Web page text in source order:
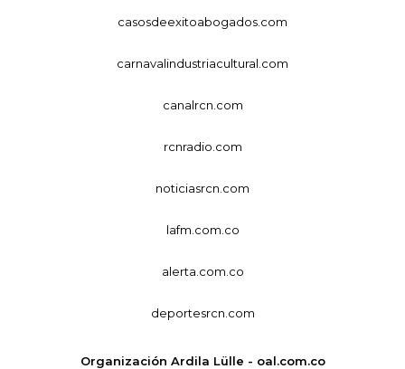
casosdeexitoabogados.com
carnavalindustriacultural.com
canalrcn.com
rcnradio.com
noticiasrcn.com
lafm.com.co
alerta.com.co
deportesrcn.com
Organización Ardila Lülle - oal.com.co